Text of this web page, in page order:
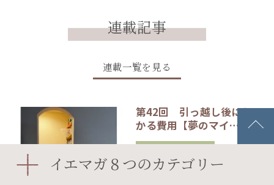
連載記事
連載一覧を見る
第42回 引っ越し後にか
かる費用【夢のマイ…
エクステリア・庭
#エアコン#吹き抜け
#子ども部屋
イエマガ８つのカテゴリー